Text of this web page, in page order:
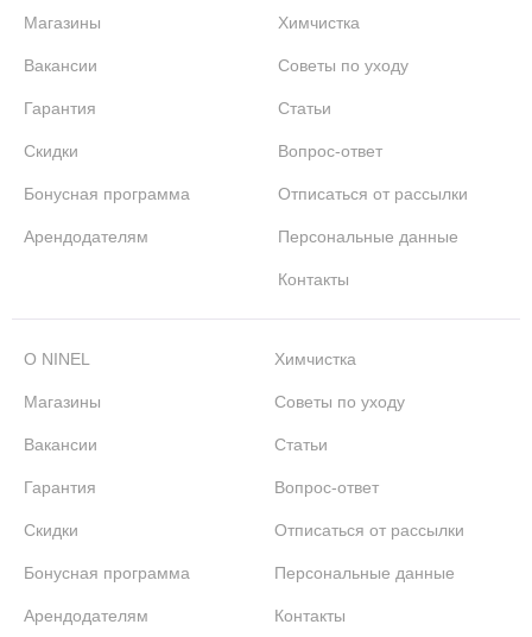
Магазины
Вакансии
Гарантия
Скидки
Бонусная программа
Арендодателям
Химчистка
Советы по уходу
Статьи
Вопрос-ответ
Отписаться от рассылки
Персональные данные
Контакты
О NINEL
Магазины
Вакансии
Гарантия
Скидки
Бонусная программа
Арендодателям
Химчистка
Советы по уходу
Статьи
Вопрос-ответ
Отписаться от рассылки
Персональные данные
Контакты